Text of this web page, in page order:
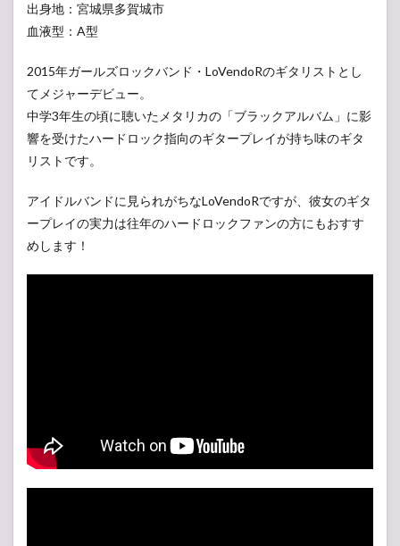
出身地：宮城県多賀城市
血液型：A型
2015年ガールズロックバンド・LoVendoRのギタリストとし
てメジャーデビュー。
中学3年生の頃に聴いたメタリカの「ブラックアルバム」に影
響を受けたハードロック指向のギタープレイが持ち味のギタ
リストです。
アイドルバンドに見られがちなLoVendoRですが、彼女のギタ
ープレイの実力は往年のハードロックファンの方にもおすす
めします！